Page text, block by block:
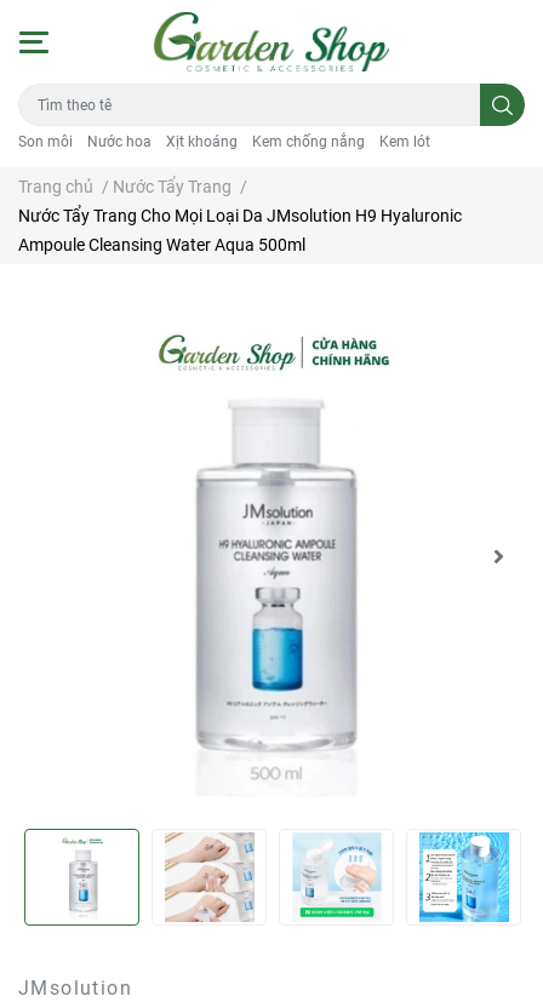
Son môi Nước hoa Xịt khoáng Kem chống nắng Kem lót
Trang chủ / Nước Tẩy Trang /
Nước Tẩy Trang Cho Mọi Loại Da JMsolution H9 Hyaluronic
Ampoule Cleansing Water Aqua 500ml
JMsolution